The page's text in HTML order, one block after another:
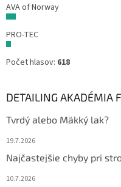
AVA of Norway
PRO-TEC
Počet hlasov: 618
DETAILING AKADÉMIA
Tvrdý alebo Mäkký lak?
19.7.2026
Najčastejšie chyby pri
10.7.2026